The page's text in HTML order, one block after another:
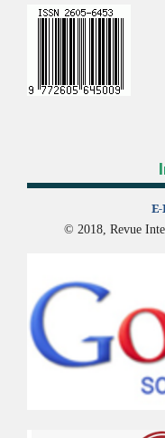
© 2018, Revue